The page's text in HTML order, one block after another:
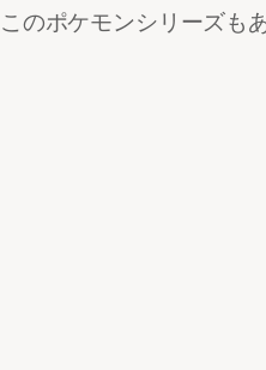
ポケモンシリーズ